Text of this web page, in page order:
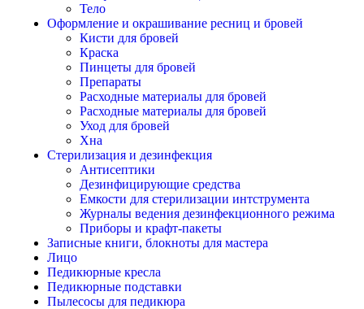
Тело
Оформление и окрашивание ресниц и бровей
Кисти для бровей
Краска
Пинцеты для бровей
Препараты
Расходные материалы для бровей
Расходные материалы для бровей
Уход для бровей
Хна
Стерилизация и дезинфекция
Антисептики
Дезинфицирующие средства
Емкости для стерилизации интструмента
Журналы ведения дезинфекционного режима
Приборы и крафт-пакеты
Записные книги, блокноты для мастера
Лицо
Педикюрные кресла
Педикюрные подставки
Пылесосы для педикюра